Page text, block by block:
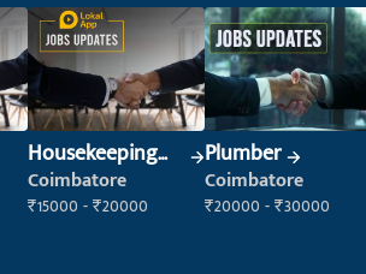
Housekeeping
Staff
(Housekeeping)
Coimbatore
₹15000 - ₹20000
Plumber
Coimbatore
₹20000 - ₹30000